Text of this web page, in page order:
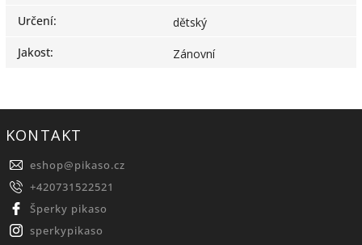
Určení:
dětský
Jakost: Zánovní
KONTAKT
eshop@pikaso.cz
+420731522521
Šperky pikaso
sperkypikaso